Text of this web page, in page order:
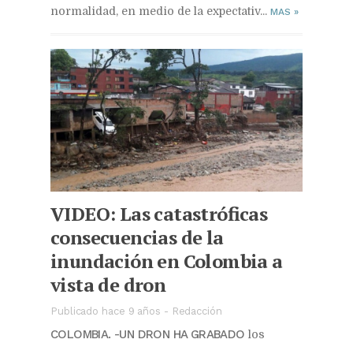
normalidad, en medio de la expectativ... MAS »
VIDEO: Las catastróficas
consecuencias de la
inundación en Colombia a
vista de dron
Publicado hace 9 años - Redacción
COLOMBIA. -UN DRON HA GRABADO los